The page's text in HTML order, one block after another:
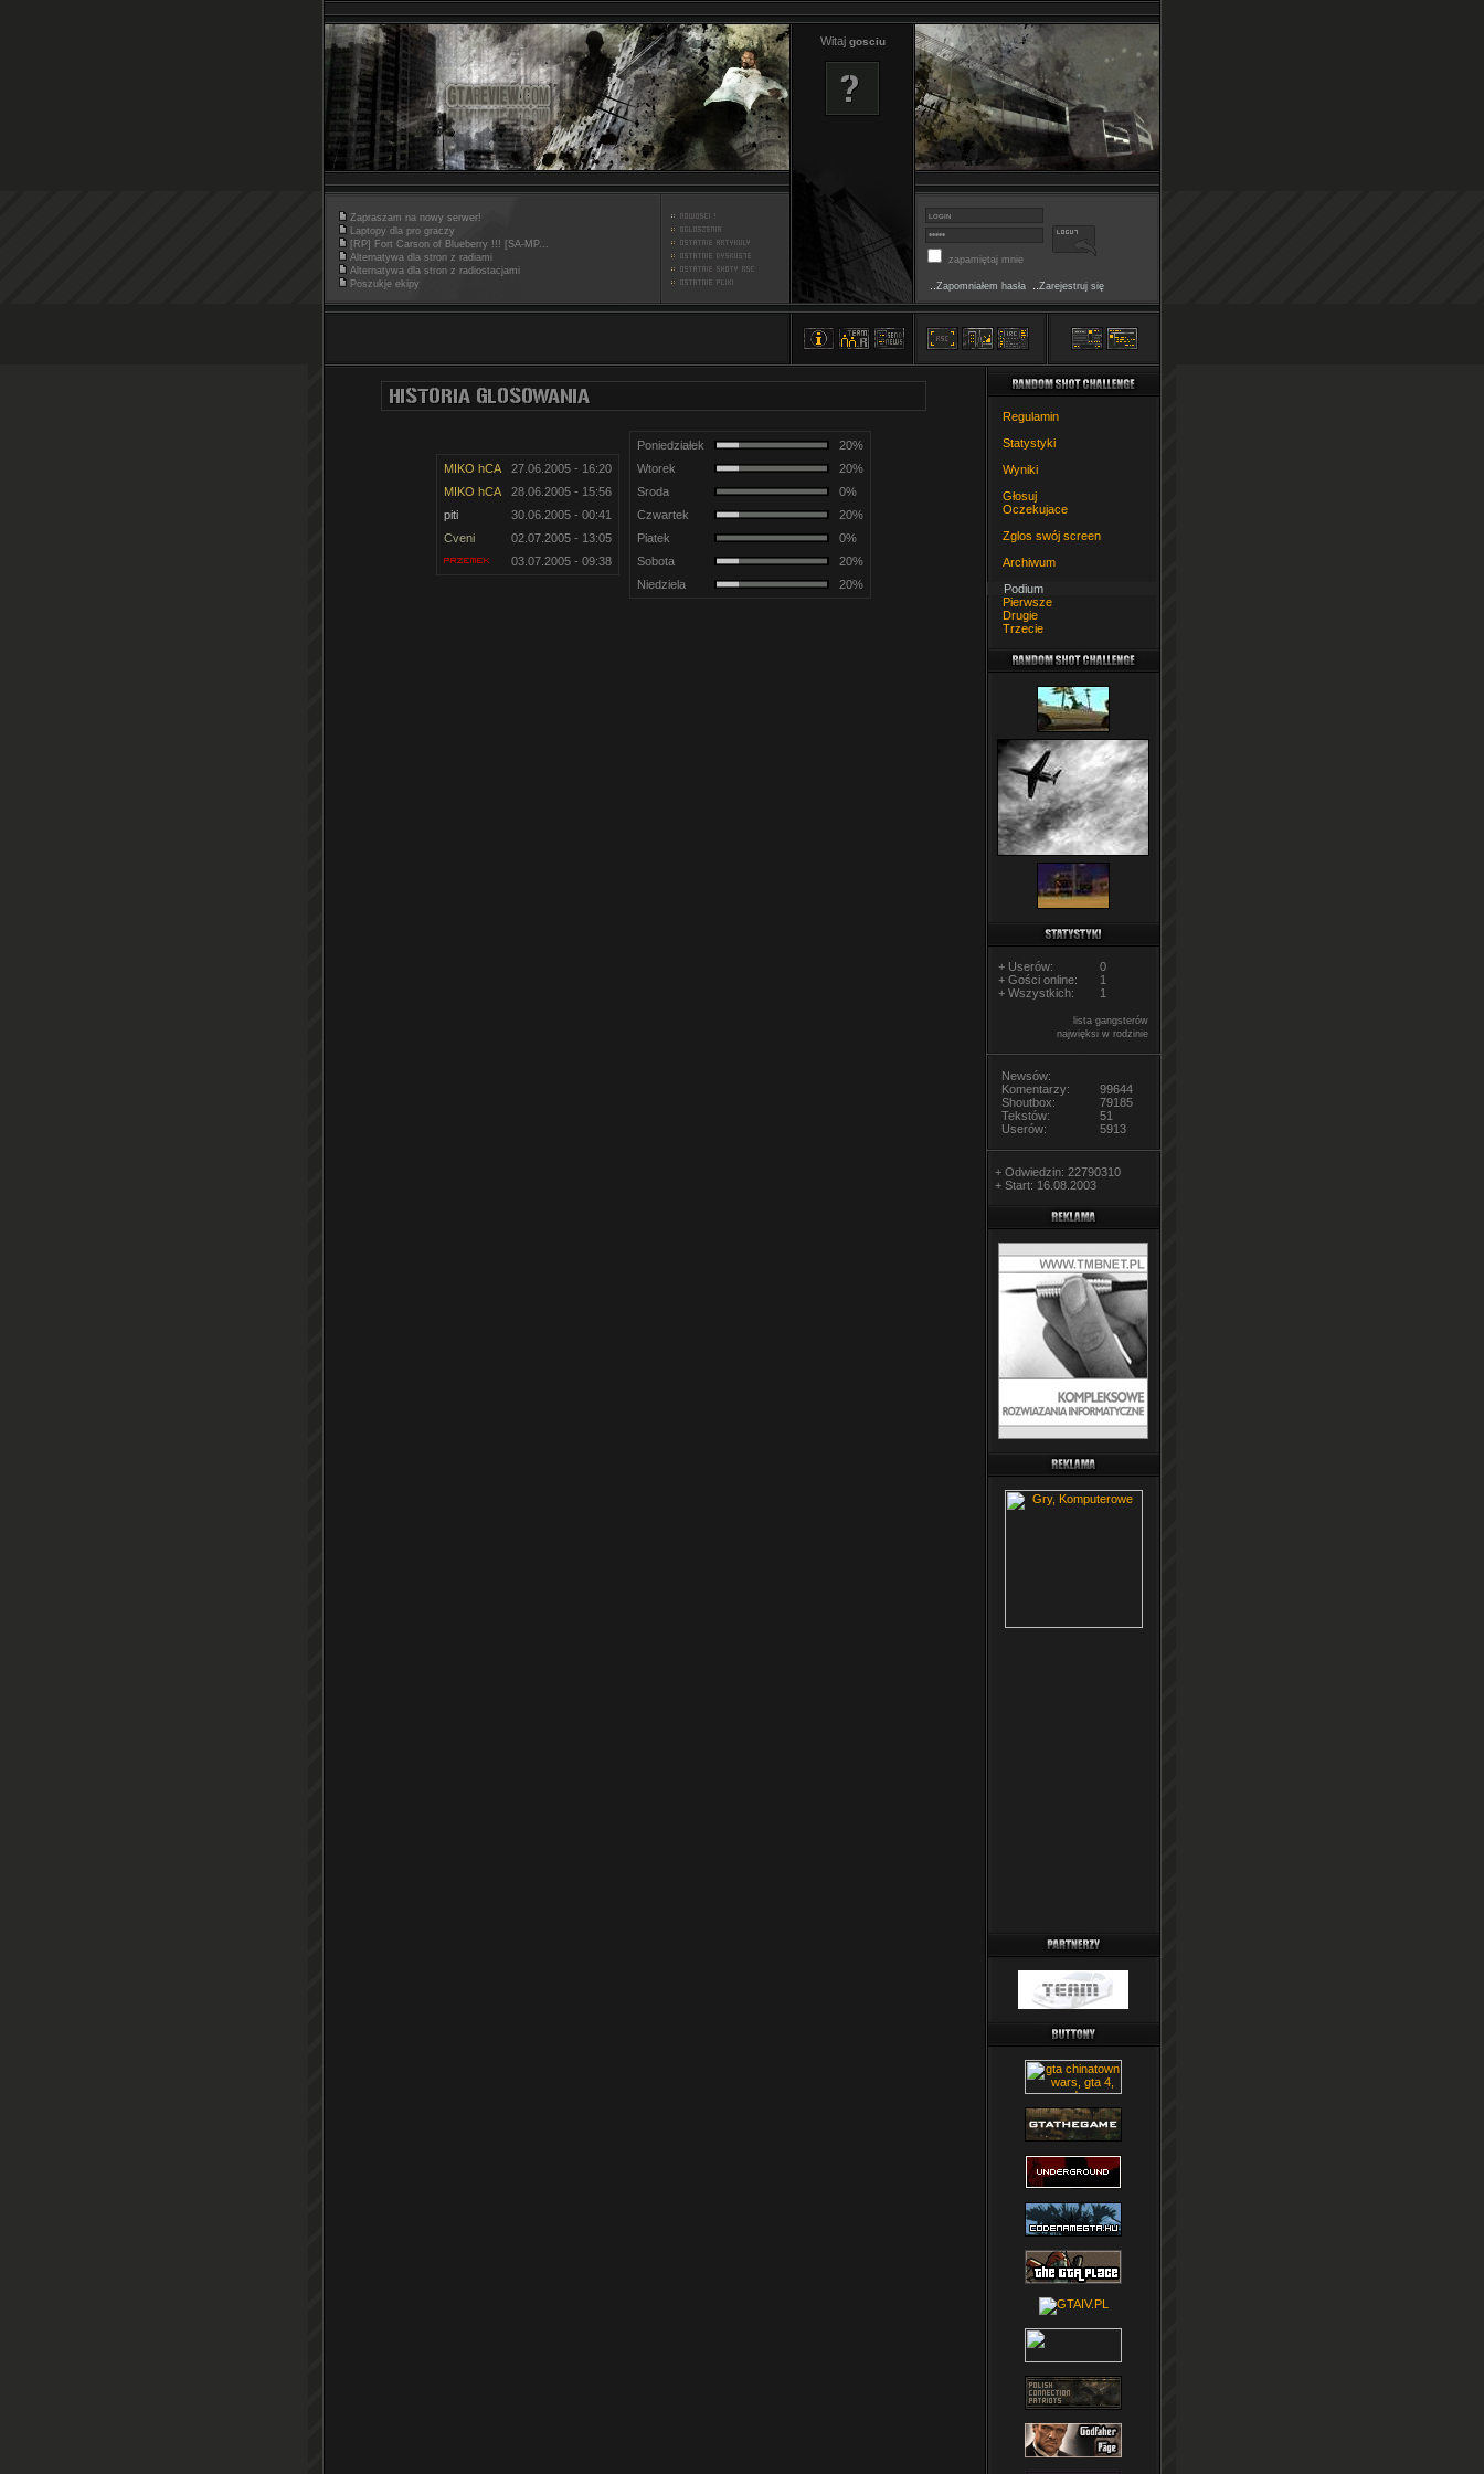
Zapraszam na nowy serwer!
Laptopy dla pro graczy
[RP] Fort Carson of Blueberry !!! [SA-MP...
Alternatywa dla stron z radiami
Alternatywa dla stron z radiostacjami
Poszukje ekipy
Witaj gosciu
zapamiętaj mnie
Zapomniałem hasła Zarejestruj się
MIKO hCA
27.06.2005 - 16:20
MIKO hCA
28.06.2005 - 15:56
piti
30.06.2005 - 00:41
Cveni
02.07.2005 - 13:05
03.07.2005 - 09:38
Poniedziałek
20%
Wtorek
20%
Sroda
0%
Czwartek
20%
Piatek
0%
Sobota
20%
Niedziela
20%
Regulamin
Statystyki
Wyniki
Głosuj
Oczekujace
Zglos swój screen
Archiwum
Podium
Pierwsze
Drugie
Trzecie
+ Userów:
0
+ Gości online:
1
+ Wszystkich:
1
lista gangsterów
najwięksi w rodzinie
Newsów:
Komentarzy:
99644
Shoutbox:
79185
Tekstów:
51
Userów:
5913
+ Odwiedzin: 22790310
+ Start: 16.08.2003